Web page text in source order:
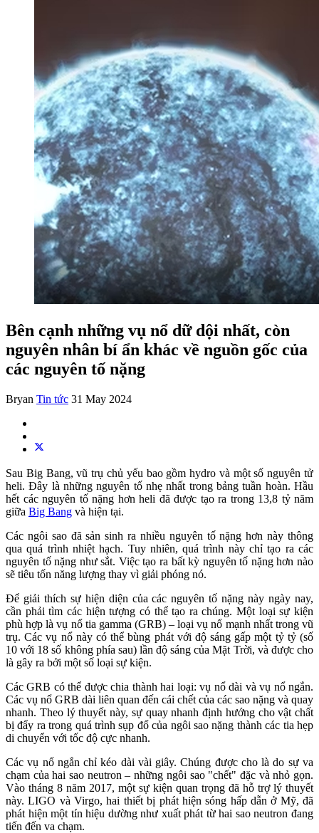
Bên cạnh những vụ nổ dữ dội nhất, còn
nguyên nhân bí ẩn khác về nguồn gốc của
các nguyên tố nặng
Bryan Tin tức 31 May 2024
Sau Big Bang, vũ trụ chủ yếu bao gồm hydro và một số nguyên tử
heli. Đây là những nguyên tố nhẹ nhất trong bảng tuần hoàn. Hầu
hết các nguyên tố nặng hơn heli đã được tạo ra trong 13,8 tỷ năm
giữa Big Bang và hiện tại.
Các ngôi sao đã sản sinh ra nhiều nguyên tố nặng hơn này thông
qua quá trình nhiệt hạch. Tuy nhiên, quá trình này chỉ tạo ra các
nguyên tố nặng như sắt. Việc tạo ra bất kỳ nguyên tố nặng hơn nào
sẽ tiêu tốn năng lượng thay vì giải phóng nó.
Để giải thích sự hiện diện của các nguyên tố nặng này ngày nay,
cần phải tìm các hiện tượng có thể tạo ra chúng. Một loại sự kiện
phù hợp là vụ nổ tia gamma (GRB) – loại vụ nổ mạnh nhất trong vũ
trụ. Các vụ nổ này có thể bùng phát với độ sáng gấp một tỷ tỷ (số
10 với 18 số không phía sau) lần độ sáng của Mặt Trời, và được cho
là gây ra bởi một số loại sự kiện.
Các GRB có thể được chia thành hai loại: vụ nổ dài và vụ nổ ngắn.
Các vụ nổ GRB dài liên quan đến cái chết của các sao nặng và quay
nhanh. Theo lý thuyết này, sự quay nhanh định hướng cho vật chất
bị đẩy ra trong quá trình sụp đổ của ngôi sao nặng thành các tia hẹp
di chuyển với tốc độ cực nhanh.
Các vụ nổ ngắn chỉ kéo dài vài giây. Chúng được cho là do sự va
chạm của hai sao neutron – những ngôi sao "chết" đặc và nhỏ gọn.
Vào tháng 8 năm 2017, một sự kiện quan trọng đã hỗ trợ lý thuyết
này. LIGO và Virgo, hai thiết bị phát hiện sóng hấp dẫn ở Mỹ, đã
phát hiện một tín hiệu dường như xuất phát từ hai sao neutron đang
tiến đến va chạm.